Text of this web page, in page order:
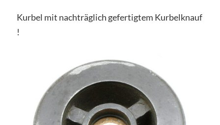
Kurbel mit nachträglich gefertigtem Kurbelknauf
!